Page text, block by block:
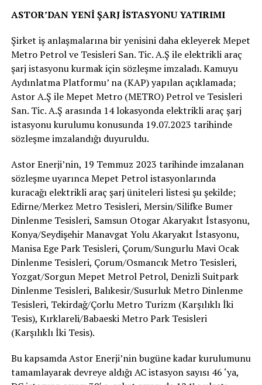
ASTOR’DAN YENİ ŞARJ İSTASYONU YATIRIMI
Şirket iş anlaşmalarına bir yenisini daha ekleyerek Mepet
Metro Petrol ve Tesisleri San. Tic. A.Ş ile elektrikli araç
şarj istasyonu kurmak için sözleşme imzaladı. Kamuyu
Aydınlatma Platformu’ na (KAP) yapılan açıklamada;
Astor A.Ş ile Mepet Metro (METRO) Petrol ve Tesisleri
San. Tic. A.Ş arasında 14 lokasyonda elektrikli araç şarj
istasyonu kurulumu konusunda 19.07.2023 tarihinde
sözleşme imzalandığı duyuruldu.
Astor Enerji’nin, 19 Temmuz 2023 tarihinde imzalanan
sözleşme uyarınca Mepet Petrol istasyonlarında
kuracağı elektrikli araç şarj üniteleri listesi şu şekilde;
Edirne/Merkez Metro Tesisleri, Mersin/Silifke Bumer
Dinlenme Tesisleri, Samsun Otogar Akaryakıt İstasyonu,
Konya/Seydişehir Manavgat Yolu Akaryakıt İstasyonu,
Manisa Ege Park Tesisleri, Çorum/Sungurlu Mavi Ocak
Dinlenme Tesisleri, Çorum/Osmancık Metro Tesisleri,
Yozgat/Sorgun Mepet Metrol Petrol, Denizli Suitpark
Dinlenme Tesisleri, Balıkesir/Susurluk Metro Dinlenme
Tesisleri, Tekirdağ/Çorlu Metro Turizm (Karşılıklı İki
Tesis), Kırklareli/Babaeski Metro Park Tesisleri
(Karşılıklı İki Tesis).
Bu kapsamda Astor Enerji’nin bugüne kadar kurulumunu
tamamlayarak devreye aldığı AC istasyon sayısı 46 ‘ya,